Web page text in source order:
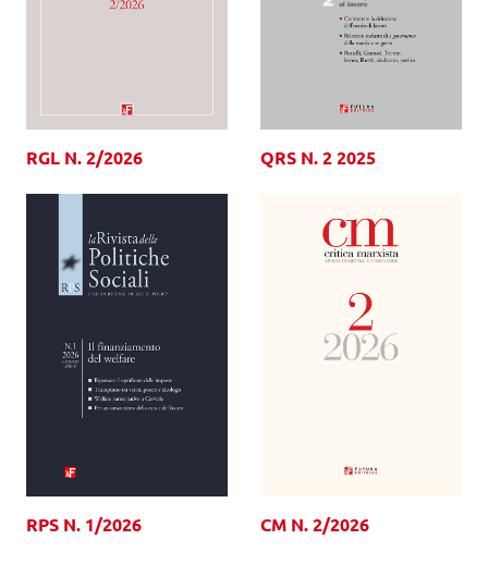
RGL N. 2/2026 QRS N. 2 2025
RPS N. 1/2026 CM N. 2/2026